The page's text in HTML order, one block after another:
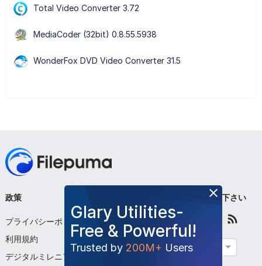
Total Video Converter 3.72
MediaCoder (32bit) 0.8.55.5938
WonderFox DVD Video Converter 31.5
Glary Utilities-
Free & Powerful!
Trusted by 200M+ Users
政策
プライバシーポリシー
利用規約
デジタルミレニアム著
私たちについて
お問い合わせください
プログラムを提出する
フォローして下さい
日本語